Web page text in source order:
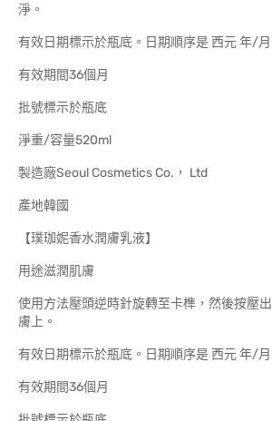
淨。
有效日期標示於瓶底。日期順序是 西元 年/月
有效期間36個月
批號標示於瓶底
淨重/容量520ml
製造廠Seoul Cosmetics Co.， Ltd
產地韓國
【璞珈妮香水潤膚乳液】
用途滋潤肌膚
使用方法壓頭逆時針旋轉至卡榫，然後按壓
膚上。
有效日期標示於瓶底。日期順序是 西元 年/月
有效期間36個月